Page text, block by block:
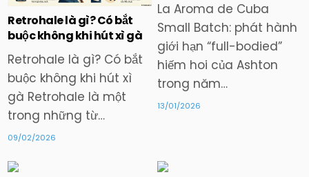
Retrohale là gì? Có bắt
buộc không khi hút xì gà
Retrohale là gì? Có bắt
buộc không khi hút xì
gà Retrohale là một
trong những từ…
09/02/2026
La Aroma de Cuba
Small Batch: phát hành
giới hạn “full-bodied”
hiếm hoi của Ashton
trong năm…
13/01/2026